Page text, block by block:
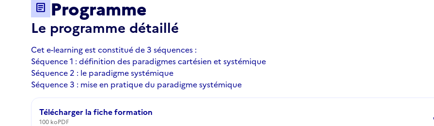
article Programme
Le programme détaillé
Cet e-learning est constitué de 3 séquences :
Séquence 1 : définition des paradigmes cartésien et systémique
Séquence 2 : le paradigme systémique
Séquence 3 : mise en pratique du paradigme systémique
Télécharger la fiche formation
100 koPDF